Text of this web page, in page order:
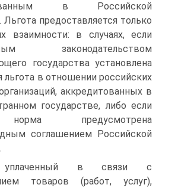
в Российской
предоставляется только
взаимности: в случаях, если
законодательством
государства установлена
льгота в отношении российских
аккредитованных в
государстве, либо если
предусмотрена
соглашением Российской
уплаченный в связи с
товаров (работ, услуг),